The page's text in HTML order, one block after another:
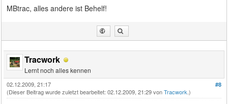
MBtrac, alles andere ist Behelf!
Tracwork
Lernt noch alles kennen
#8
02.12.2009, 21:17
(Dieser Beitrag wurde zuletzt bearbeitet: 02.12.2009, 21:29 vonTracwork .)